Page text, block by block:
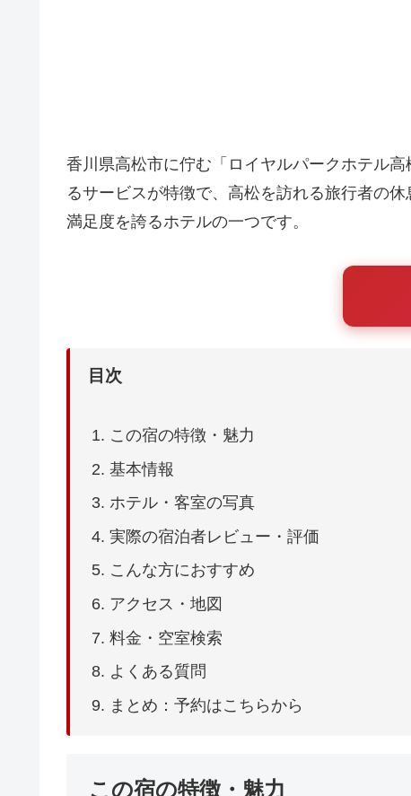
香川県高松市に佇む「ロイヤルパークホテル
るサービスが特徴で、高松を訪れる旅行者の
満足度を誇るホテルの一つです。
目次
この宿の特徴・魅力
基本情報
ホテル・客室の写真
実際の宿泊者レビュー・評価
こんな方におすすめ
アクセス・地図
料金・空室検索
よくある質問
まとめ：予約はこちらから
この宿の特徴・魅力